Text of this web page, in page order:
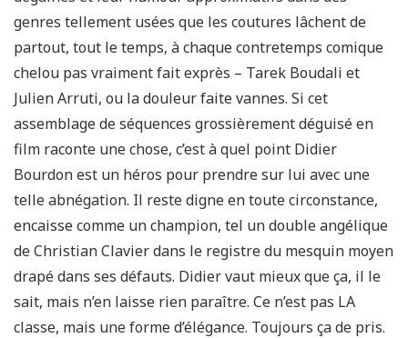
genres tellement usées que les coutures lâchent de
partout, tout le temps, à chaque contretemps comique
chelou pas vraiment fait exprès – Tarek Boudali et
Julien Arruti, ou la douleur faite vannes. Si cet
assemblage de séquences grossièrement déguisé en
film raconte une chose, c’est à quel point Didier
Bourdon est un héros pour prendre sur lui avec une
telle abnégation. Il reste digne en toute circonstance,
encaisse comme un champion, tel un double angélique
de Christian Clavier dans le registre du mesquin moyen
drapé dans ses défauts. Didier vaut mieux que ça, il le
sait, mais n’en laisse rien paraître. Ce n’est pas LA
classe, mais une forme d’élégance. Toujours ça de pris.